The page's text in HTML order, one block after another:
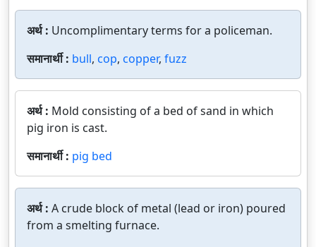
अर्थ : Uncomplimentary terms for a policeman.
समानार्थी : bull, cop, copper, fuzz
अर्थ : Mold consisting of a bed of sand in which
pig iron is cast.
समानार्थी : pig bed
अर्थ : A crude block of metal (lead or iron) poured
from a smelting furnace.